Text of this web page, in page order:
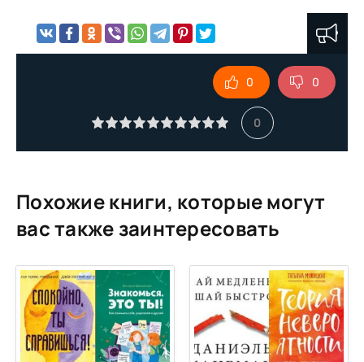
0
0 0
Похожие книги, которые могут
вас также заинтересовать